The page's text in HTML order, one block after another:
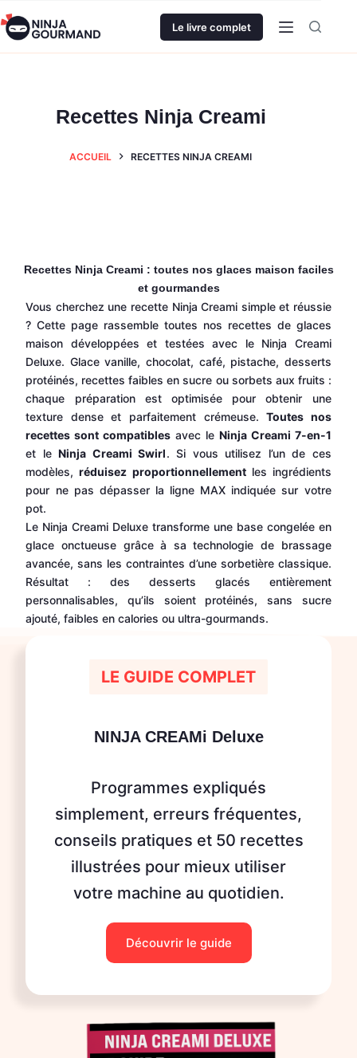
Le livre complet
Recettes Ninja Creami
ACCUEIL RECETTES NINJA CREAMI
Recettes Ninja Creami : toutes nos glaces maison faciles
et gourmandes
Vous cherchez une recette Ninja Creami simple et réussie
? Cette page rassemble toutes nos recettes de glaces
maison développées et testées avec le Ninja Creami
Deluxe. Glace vanille, chocolat, café, pistache, desserts
protéinés, recettes faibles en sucre ou sorbets aux fruits :
chaque préparation est optimisée pour obtenir une
texture dense et parfaitement crémeuse.Toutes nos
recettes sont compatibles avec le Ninja Creami 7-en-1
et leNinja Creami Swirl. Si vous utilisez l’un de ces
modèles,réduisez proportionnellementles ingrédients
pour ne pas dépasser la ligne MAX indiquée sur votre
pot.
Le Ninja Creami Deluxe transforme une base congelée en
glace onctueuse grâce à sa technologie de brassage
avancée, sans les contraintes d’une sorbetière classique.
Résultat : des desserts glacés entièrement
personnalisables, qu’ils soient protéinés, sans sucre
ajouté, faibles en calories ou ultra-gourmands.
LE GUIDE COMPLET
NINJA CREAMi Deluxe
Programmes expliqués
simplement, erreurs fréquentes,
conseils pratiques et 50 recettes
illustrées pour mieux utiliser
votre machine au quotidien.
Découvrir le guide